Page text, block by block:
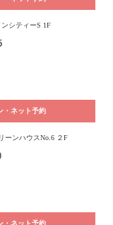
シティーS 1F
・ネット予約
ーンハウスNo.6 ２F